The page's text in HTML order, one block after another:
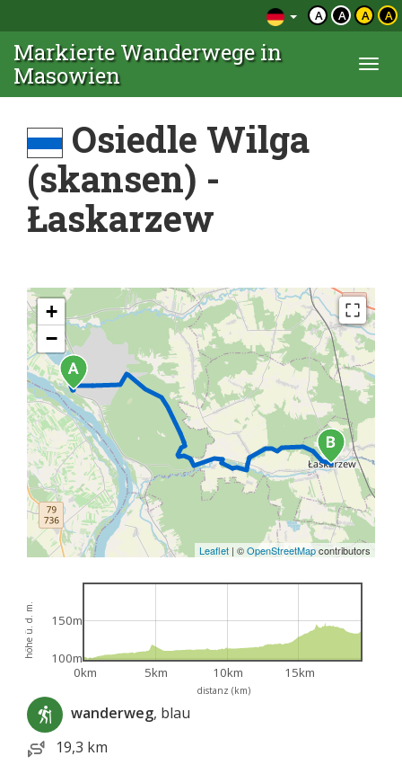
A A A A
Markierte Wanderwege in
Masowien
Osiedle Wilga
(skansen) -
Łaskarzew
+
−
Leaflet | ©OpenStreetMapcontributors
distanz (km)
höhe ü. d. m.
0km 5km 10km 15km
100m
150m
wanderweg, blau
19,3 km